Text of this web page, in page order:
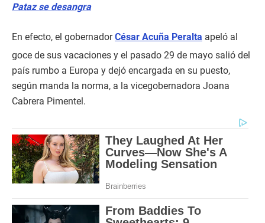
Pataz se desangra
En efecto, el gobernadorCésar Acuña Peralta apeló al
goce de sus vacaciones y el pasado 29 de mayo salió del
país rumbo a Europa y dejó encargada en su puesto,
según manda la norma, a la vicegobernadora Joana
Cabrera Pimentel.